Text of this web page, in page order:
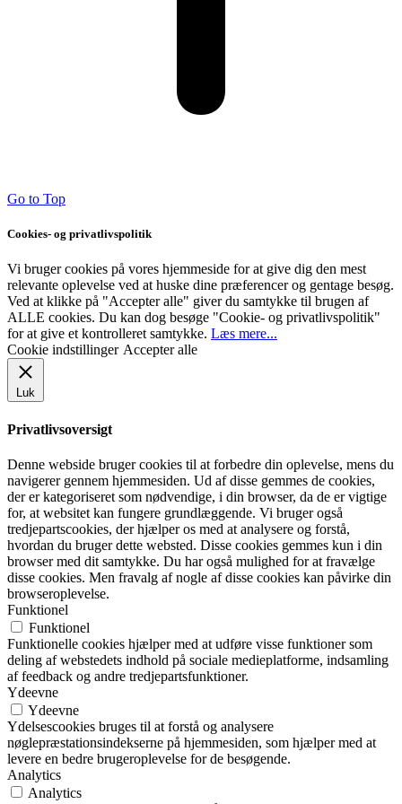
Go to Top
Cookies- og privatlivspolitik
Vi bruger cookies på vores hjemmeside for at give dig den mest
relevante oplevelse ved at huske dine præferencer og gentage besøg.
Ved at klikke på "Accepter alle" giver du samtykke til brugen af ​​
ALLE cookies. Du kan dog besøge "Cookie- og privatlivspolitik"
for at give et kontrolleret samtykke. Læs mere...
Cookie indstillinger Accepter alle
Luk
Privatlivsoversigt
Denne webside bruger cookies til at forbedre din oplevelse, mens du
navigerer gennem hjemmesiden. Ud af disse gemmes de cookies,
der er kategoriseret som nødvendige, i din browser, da de er vigtige
for, at websitet kan fungere grundlæggende. Vi bruger også
tredjepartscookies, der hjælper os med at analysere og forstå,
hvordan du bruger dette websted. Disse cookies gemmes kun i din
browser med dit samtykke. Du har også mulighed for at fravælge
disse cookies. Men fravalg af nogle af disse cookies kan påvirke din
browseroplevelse.
Funktionel
Funktionel
Funktionelle cookies hjælper med at udføre visse funktioner som
deling af webstedets indhold på sociale medieplatforme, indsamling
af feedback og andre tredjepartsfunktioner.
Ydeevne
Ydeevne
Ydelsescookies bruges til at forstå og analysere
nøglepræstationsindekserne på hjemmesiden, som hjælper med at
levere en bedre brugeroplevelse for de besøgende.
Analytics
Analytics